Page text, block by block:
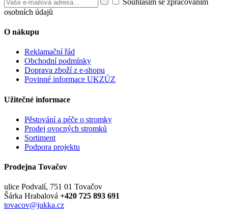
osobních údajů
O nákupu
Reklamační řád
Obchodní podmínky
Doprava zboží z e-shopu
Povinné informace UKZÚZ
Užitečné informace
Pěstování a péče o stromky
Prodej ovocných stromků
Sortiment
Podpora projektu
Prodejna Tovačov
ulice Podvalí, 751 01 Tovačov
Šárka Hrabalová +420 725 893 691
tovacov@jukka.cz